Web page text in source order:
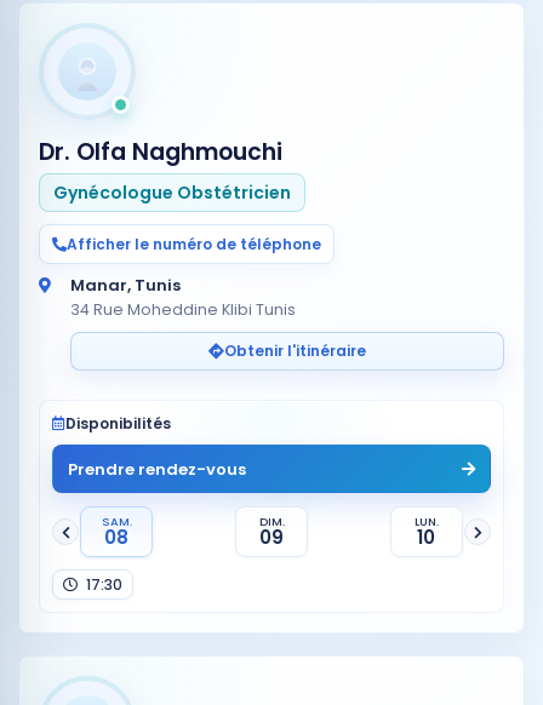
Dr. Olfa Naghmouchi
Gynécologue Obstétricien
Afficher le numéro de téléphone
Manar, Tunis
34 Rue Moheddine Klibi Tunis
Obtenir l'itinéraire
Disponibilités
Prendre rendez-vous
SAM.
08
DIM.
09
LUN.
10
17:30